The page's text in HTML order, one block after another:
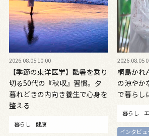
2026.08.05 10:00
【季節の東洋医学】酷暑を乗り
切る50代の『秋収』習慣。夕
暮れどきの内向き養生で心身を
整える
暮らし 健康
2026.08.05
桐島かれ
の涼やか
で暮らし
暮らし
インタビュ